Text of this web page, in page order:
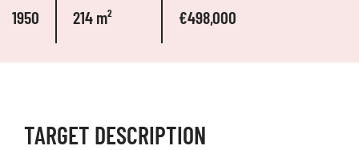
1950 214 m² €498,000
TARGET DESCRIPTION